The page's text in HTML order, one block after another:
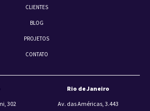
CLIENTES
BLOG
PROJETOS
CONTATO
302
Rio de Janeiro
Av. das Américas, 3.443